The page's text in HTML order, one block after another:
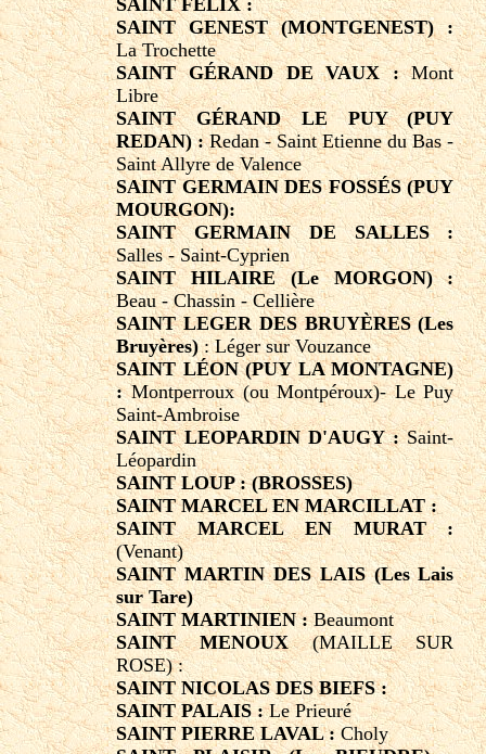
SAINT FELIX :
SAINT GENEST (MONTGENEST) :
La Trochette
SAINT GÉRAND DE VAUX :Mont
Libre
SAINT GÉRAND LE PUY (PUY
REDAN) :Redan - Saint Etienne du Bas -
Saint Allyre de Valence
SAINT GERMAIN DES FOSSÉS (PUY
MOURGON):
SAINT GERMAIN DE SALLES :
Salles - Saint-Cyprien
SAINT HILAIRE (Le MORGON) :
Beau - Chassin - Cellière
SAINT LEGER DES BRUYÈRES (Les
Bruyères): Léger sur Vouzance
SAINT LÉON (PUY LA MONTAGNE)
:Montperroux (ou Montpéroux)- Le Puy
Saint-Ambroise
SAINT LEOPARDIN D'AUGY :Saint-
Léopardin
SAINT LOUP : (BROSSES)
SAINT MARCEL EN MARCILLAT :
SAINT MARCEL EN MURAT :
(Venant)
SAINT MARTIN DES LAIS (Les Lais
sur Tare)
SAINT MARTINIEN :Beaumont
SAINT MENOUX(MAILLE SUR
ROSE) :
SAINT NICOLAS DES BIEFS :
SAINT PALAIS :Le Prieuré
SAINT PIERRE LAVAL :Choly